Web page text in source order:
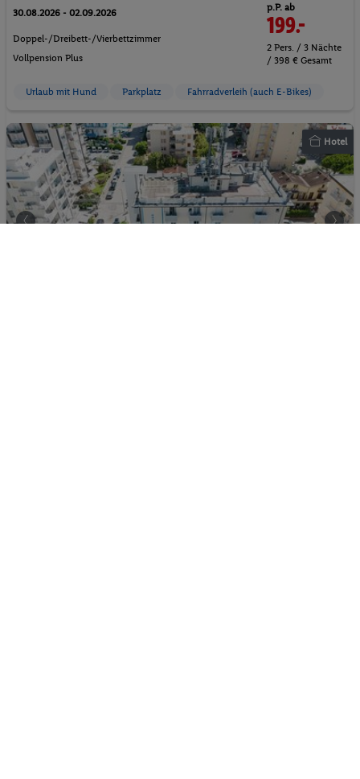
30.08.2026 - 02.09.2026
Doppel-/Dreibett-/Vierbettzimmer
Vollpension Plus
p.P. ab
199.-
2 Pers. / 3 Nächte
/ 398 € Gesamt
Urlaub mit Hund Parkplatz Fahrradverleih (auch E-Bikes)
Hotel